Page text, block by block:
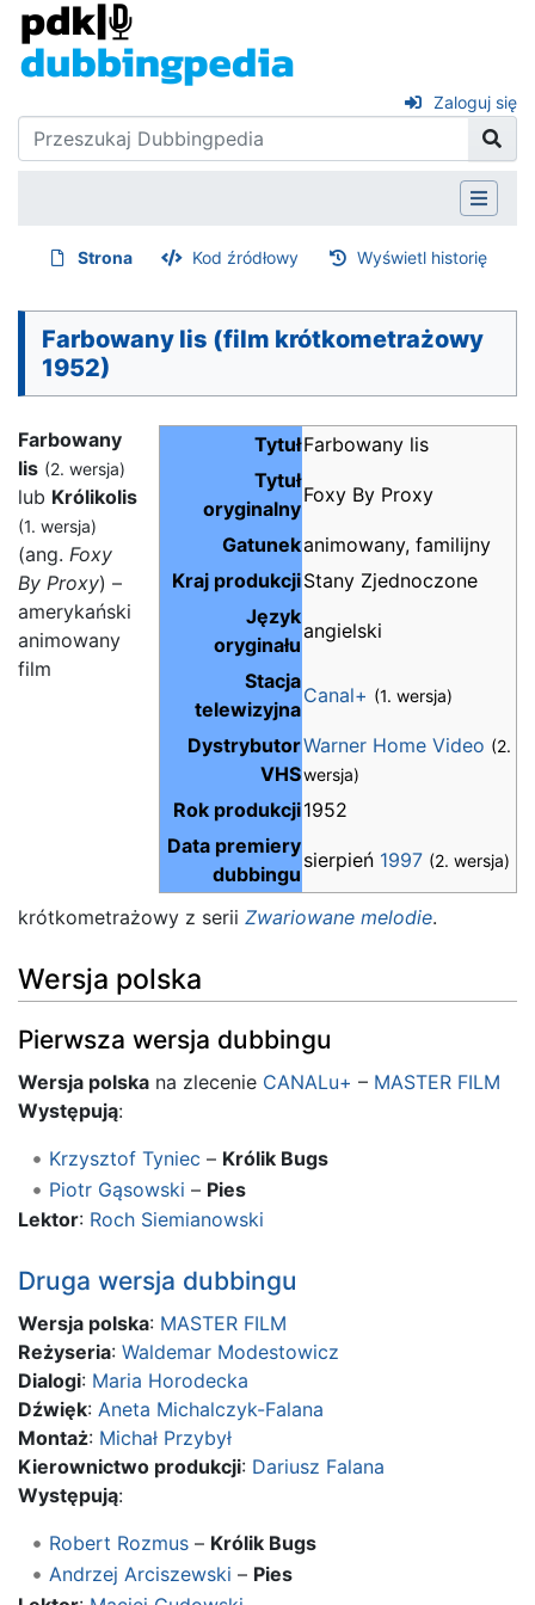
Zaloguj się
Strona Kod źródłowy Wyświetl historię
Farbowany lis (film krótkometrażowy
1952)
TytułFarbowany lis
Tytuł
oryginalny
Foxy By Proxy
Gatunekanimowany, familijny
Kraj produkcjiStany Zjednoczone
Język
oryginału
angielski
Stacja
telewizyjna
Canal+ (1. wersja)
Dystrybutor
VHS
Warner Home Video (2.
wersja)
Rok produkcji1952
Data premiery
dubbingu
sierpień 1997 (2. wersja)
Farbowany
lis (2. wersja)
lub Królikolis
(1. wersja)
(ang. Foxy
By Proxy) –
amerykański
animowany
film
krótkometrażowy z serii Zwariowane melodie.
Wersja polska
Pierwsza wersja dubbingu
Wersja polska na zlecenie CANALu+ – MASTER FILM
Występują:
Krzysztof Tyniec – Królik Bugs
Piotr Gąsowski – Pies
Lektor: Roch Siemianowski
Druga wersja dubbingu
Wersja polska: MASTER FILM
Reżyseria: Waldemar Modestowicz
Dialogi: Maria Horodecka
Dźwięk: Aneta Michalczyk-Falana
Montaż: Michał Przybył
Kierownictwo produkcji: Dariusz Falana
Występują:
Robert Rozmus– Królik Bugs
Andrzej Arciszewski – Pies